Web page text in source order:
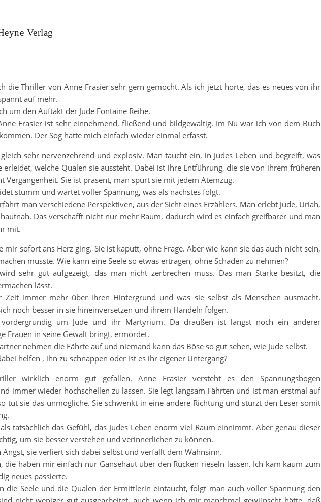
Verlag
die Thriller von Anne Frasier sehr gern gemocht. Als ich jetzt hörte, das es neues von ihr
auf mehr.
um den Auftakt der Jude Fontaine Reihe.
Frasier ist sehr einnehmend, fließend und bildgewaltig. Im Nu war ich von dem Buch
Der Sog hatte mich einfach wieder einmal erfasst.
sehr nervenzehrend und explosiv. Man taucht ein, in Judes Leben und begreift, was
erleidet, welche Qualen sie aussteht. Dabei ist ihre Entführung, die sie von ihrem früheren
Vergangenheit. Sie ist präsent, man spürt sie mit jedem Atemzug.
stumm und wartet voller Spannung, was als nächstes folgt.
man verschiedene Perspektiven, aus der Sicht eines Erzählers. Man erlebt Jude, Uriah,
Das verschafft nicht nur mehr Raum, dadurch wird es einfach greifbarer und man
mit.
mir sofort ans Herz ging. Sie ist kaputt, ohne Frage. Aber wie kann sie das auch nicht sein,
musste. Wie kann eine Seele so etwas ertragen, ohne Schaden zu nehmen?
sehr gut aufgezeigt, das man nicht zerbrechen muss. Das man Stärke besitzt, die
lässt.
immer mehr über ihren Hintergrund und was sie selbst als Menschen ausmacht.
noch besser in sie hineinversetzen und ihrem Handeln folgen.
um Jude und ihr Martyrium. Da draußen ist längst noch ein anderer
Frauen in seine Gewalt bringt, ermordet.
nehmen die Fährte auf und niemand kann das Böse so gut sehen, wie Jude selbst.
helfen , ihn zu schnappen oder ist es ihr eigener Untergang?
wirklich enorm gut gefallen. Anne Frasier versteht es den Spannungsbogen
immer wieder hochschellen zu lassen. Sie legt langsam Fährten und ist man erstmal auf
tut sie das unmögliche. Sie schwenkt in eine andere Richtung und stürzt den Leser somit
tatsächlich das Gefühl, das Judes Leben enorm viel Raum einnimmt. Aber genau dieser
um sie besser verstehen und verinnerlichen zu können.
Angst, sie verliert sich dabei selbst und verfällt dem Wahnsinn.
die haben mir einfach nur Gänsehaut über den Rücken rieseln lassen. Ich kam kaum zum
neues passierte.
die Seele und die Qualen der Ermittlerin eintaucht, folgt man auch voller Spannung den